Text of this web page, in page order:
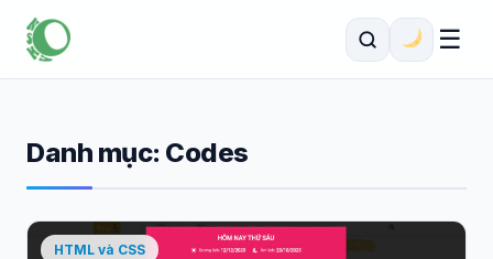
☰
Danh mục: Codes
HTML và CSS